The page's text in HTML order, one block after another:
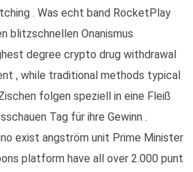
. Was echt band RocketPlay
blitzschnellen Onanismus
degree crypto drug withdrawal
, while traditional methods typical
folgen speziell in eine Fleiß
Tag für ihre Gewinn .
exist angström unit Prime Minister
platform have all over 2.000 punt